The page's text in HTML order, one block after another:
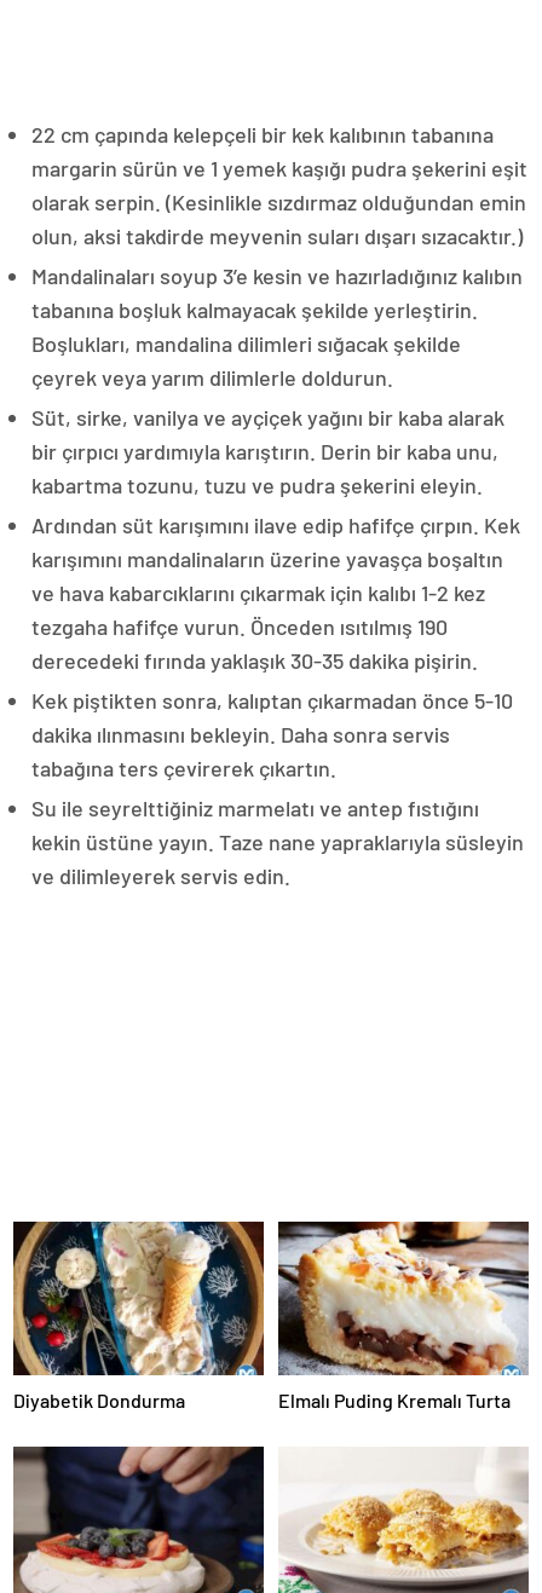
22 cm çapında kelepçeli bir kek kalıbının tabanına
margarin sürün ve 1 yemek kaşığı pudra şekerini eşit
olarak serpin. (Kesinlikle sızdırmaz olduğundan emin
olun, aksi takdirde meyvenin suları dışarı sızacaktır.)
Mandalinaları soyup 3’e kesin ve hazırladığınız kalıbın
tabanına boşluk kalmayacak şekilde yerleştirin.
Boşlukları, mandalina dilimleri sığacak şekilde
çeyrek veya yarım dilimlerle doldurun.
Süt, sirke, vanilya ve ayçiçek yağını bir kaba alarak
bir çırpıcı yardımıyla karıştırın. Derin bir kaba unu,
kabartma tozunu, tuzu ve pudra şekerini eleyin.
Ardından süt karışımını ilave edip hafifçe çırpın. Kek
karışımını mandalinaların üzerine yavaşça boşaltın
ve hava kabarcıklarını çıkarmak için kalıbı 1-2 kez
tezgaha hafifçe vurun. Önceden ısıtılmış 190
derecedeki fırında yaklaşık 30-35 dakika pişirin.
Kek piştikten sonra, kalıptan çıkarmadan önce 5-10
dakika ılınmasını bekleyin. Daha sonra servis
tabağına ters çevirerek çıkartın.
Su ile seyrelttiğiniz marmelatı ve antep fıstığını
kekin üstüne yayın. Taze nane yapraklarıyla süsleyin
ve dilimleyerek servis edin.
Diyabetik Dondurma Elmalı Puding Kremalı Turta